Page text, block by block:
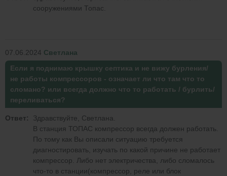
сооружениями Топас.
07.06.2024 Светлана
Если я поднимаю крышку септика и не вижу бурления/
не работы компрессоров - означает ли что там что то
сломано? или всегда должно что то работать / бурлить/
переливаться?
Ответ:
Здравствуйте, Светлана.
В станция ТОПАС компрессор всегда должен работать.
По тому как Вы описали ситуацию требуется
диагностировать, изучать по какой причине не работает
компрессор. Либо нет электричества, либо сломалось
что-то в станции(компрессор, реле или блок